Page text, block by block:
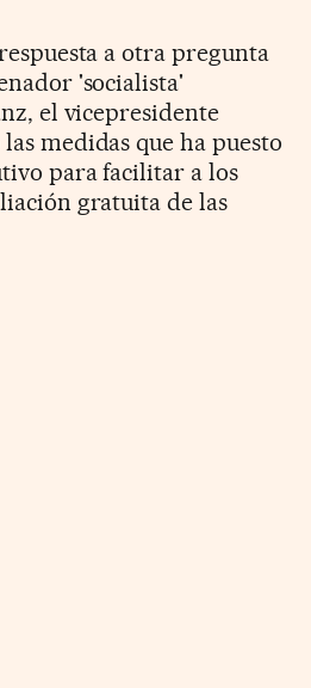
a otra pregunta
'socialista'
el vicepresidente
medidas que ha puesto
para facilitar a los
gratuita de las